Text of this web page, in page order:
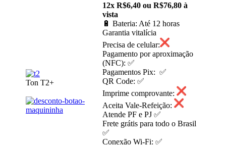
Ton T2+
12x R$6,40 ou R$76,80 à
vista
🔋 Bateria: Até 12 horas
Garantia vitalícia
Precisa de celular:
Pagamento por aproximação
(NFC): ✅
Pagamentos Pix: ✅
QR Code: ✅
Imprime comprovante:
Aceita Vale-Refeição:
Atende PF e PJ ✅
Frete grátis para todo o Brasil
✅
Conexão Wi-Fi: ✅